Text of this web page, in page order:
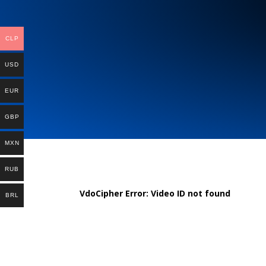
VdoCipher Error: Video ID not found
CLP
USD
EUR
GBP
MXN
RUB
BRL